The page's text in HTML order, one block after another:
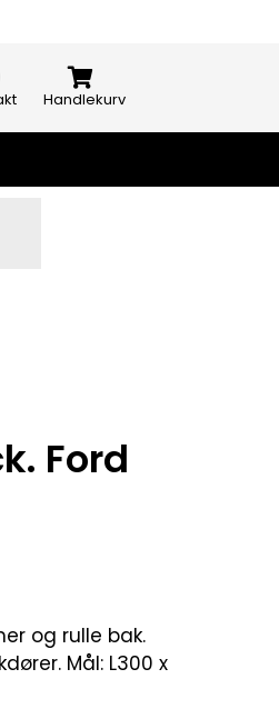
Handlekurv
Ford
og rulle bak.
Mål: L300 x